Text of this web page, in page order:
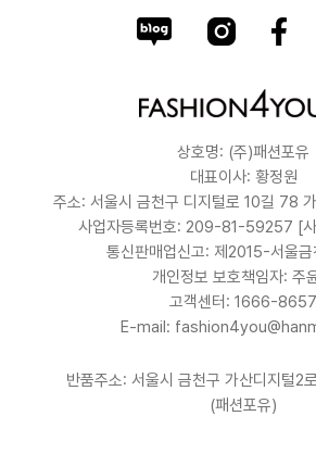
상호명: (주)패션포유
대표이사: 황정원
주소: 서울시 금천구 디지털로 10길 78
사업자등록번호: 209-81-59257 [
통신판매업신고: 제2015-서울
개인정보 보호책임자: 주
고객센터: 1666-8657
E-mail:
반품주소: 서울시 금천구 가산디지털2
(패션포유)